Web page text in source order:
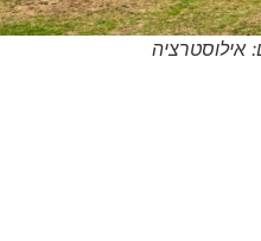
אילוסטרציה